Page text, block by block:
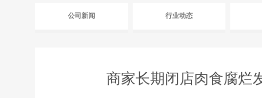
公司新闻 行业动态
商家长期闭店肉食腐烂